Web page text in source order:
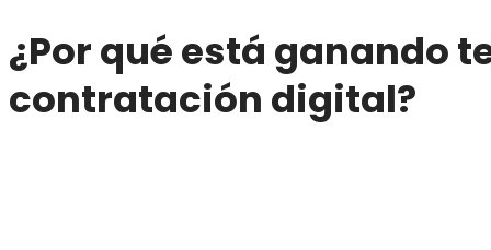
¿Por qué está ganando
contratación digital?